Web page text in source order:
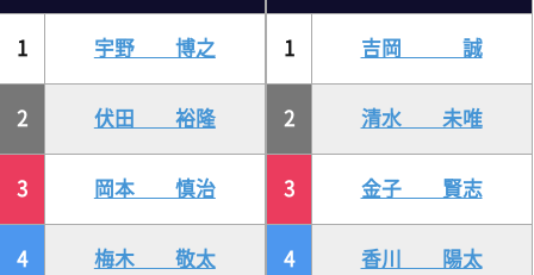
1 宇野 博之
2 伏田 裕隆
3 岡本 慎治
4 梅木 敬太
1 吉岡 誠
2 清水 未唯
3 金子 賢志
4 香川 陽太